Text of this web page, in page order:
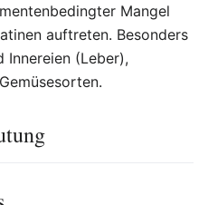
Mangel
auftreten. Besonders
Innereien (Leber),